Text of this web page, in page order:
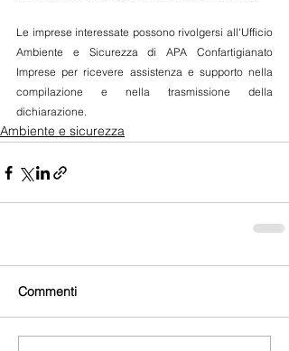
Le imprese interessate possono rivolgersi all'Ufficio
Ambiente e Sicurezza di
APA Confartigianato
Imprese per ricevere assistenza e supporto nella
compilazione e nella trasmissione della
dichiarazione.
Ambiente e sicurezza
Commenti